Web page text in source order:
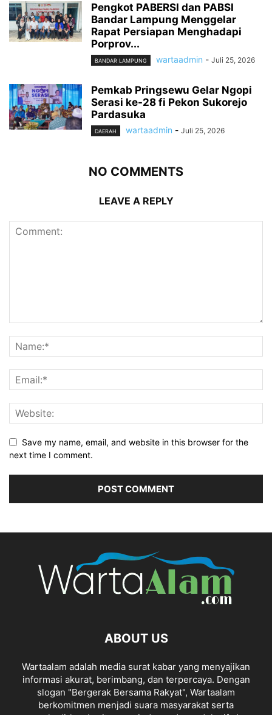
Pengkot PABERSI dan PABSI
Bandar Lampung Menggelar
Rapat Persiapan Menghadapi
Porprov...
BANDAR LAMPUNG wartaadmin - Juli 25, 2026
Pemkab Pringsewu Gelar Ngopi
Serasi ke-28 fi Pekon Sukorejo
Pardasuka
DAERAH wartaadmin - Juli 25, 2026
NO COMMENTS
LEAVE A REPLY
Save my name, email, and website in this browser for the
next time I comment.
ABOUT US
Wartaalam adalah media surat kabar yang menyajikan
informasi akurat, berimbang, dan terpercaya. Dengan
slogan "Bergerak Bersama Rakyat", Wartaalam
berkomitmen menjadi suara masyarakat serta